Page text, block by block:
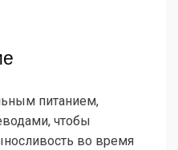
питанием,
чтобы
во время